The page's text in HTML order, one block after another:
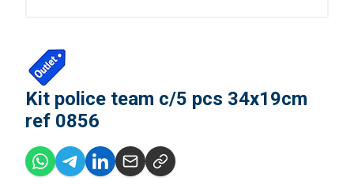
Kit police team c/5 pcs 34x19cm
ref 0856